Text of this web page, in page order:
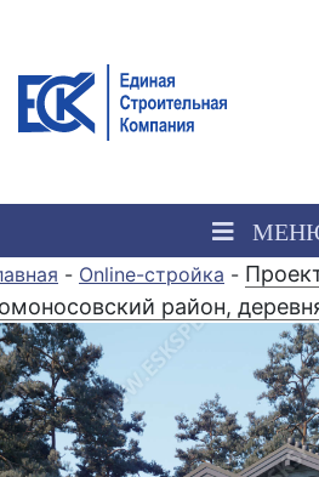
- Online-стройка -
район,